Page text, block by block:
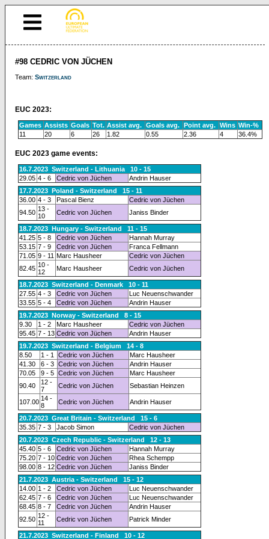
#98 CEDRIC VON JÜCHEN
Team: Switzerland
EUC 2023:
Games Assists Goals Tot. Assist avg. Goals avg. Point avg. Wins Win-%
11
20 6 26 1.82 0.55 2.36 4 36.4%
EUC 2023 game events:
16.7.2023 Switzerland - Lithuania 10 - 15
29.05 4 - 6 Cedric von Jüchen
Andrin Hauser
17.7.2023 Poland - Switzerland 15 - 11
36.00 4 - 3 Pascal Bienz
Cedric von Jüchen
94.50 13 -
10
Cedric von Jüchen Janiss Binder
18.7.2023 Hungary - Switzerland 11 - 15
41.25 5 - 8 Cedric von Jüchen
Hannah Murray
53.15 7 - 9 Cedric von Jüchen
Franca Fellmann
71.05 9 - 11 Marc Hausheer
Cedric von Jüchen
82.45 10 -
12
Marc Hausheer Cedric von Jüchen
18.7.2023 Switzerland - Denmark 10 - 11
27.55 4 - 3 Cedric von Jüchen
Luc Neuenschwander
33.55 5 - 4 Cedric von Jüchen
Andrin Hauser
19.7.2023 Norway - Switzerland 8 - 15
9.30
1 - 2 Marc Hausheer
Cedric von Jüchen
95.45 7 - 13 Cedric von Jüchen
Andrin Hauser
19.7.2023 Switzerland - Belgium 14 - 8
8.50
1 - 1 Cedric von Jüchen
Marc Hausheer
41.30
6 - 3 Cedric von Jüchen
Andrin Hauser
70.05
9 - 5 Cedric von Jüchen
Marc Hausheer
90.40
12 -
7
Cedric von Jüchen Sebastian Heinzen
107.00 14 -
8
Cedric von Jüchen Andrin Hauser
20.7.2023 Great Britain - Switzerland 15 - 6
35.35 7 - 3 Jacob Simon
Cedric von Jüchen
20.7.2023 Czech Republic - Switzerland 12 - 13
45.40 5 - 6 Cedric von Jüchen
Hannah Murray
75.20 7 - 10 Cedric von Jüchen
Rhea Schempp
98.00 8 - 12 Cedric von Jüchen
Janiss Binder
21.7.2023 Austria - Switzerland 15 - 12
14.00 1 - 2 Cedric von Jüchen
Luc Neuenschwander
62.45 7 - 6 Cedric von Jüchen
Luc Neuenschwander
68.45 8 - 7 Cedric von Jüchen
Andrin Hauser
92.50 12 -
11
Cedric von Jüchen Patrick Minder
21.7.2023 Switzerland - Finland 10 - 12